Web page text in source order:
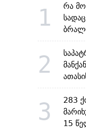
1
რა
2
3
283
15